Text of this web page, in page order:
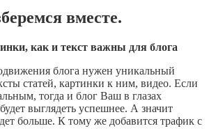
вместе.
как и текст важны для блога
блога нужен уникальный
статей, картинки к ним, видео. Если
тогда и блог Ваш в глазах
выглядеть успешнее. А значит
больше. К тому же добавится трафик с